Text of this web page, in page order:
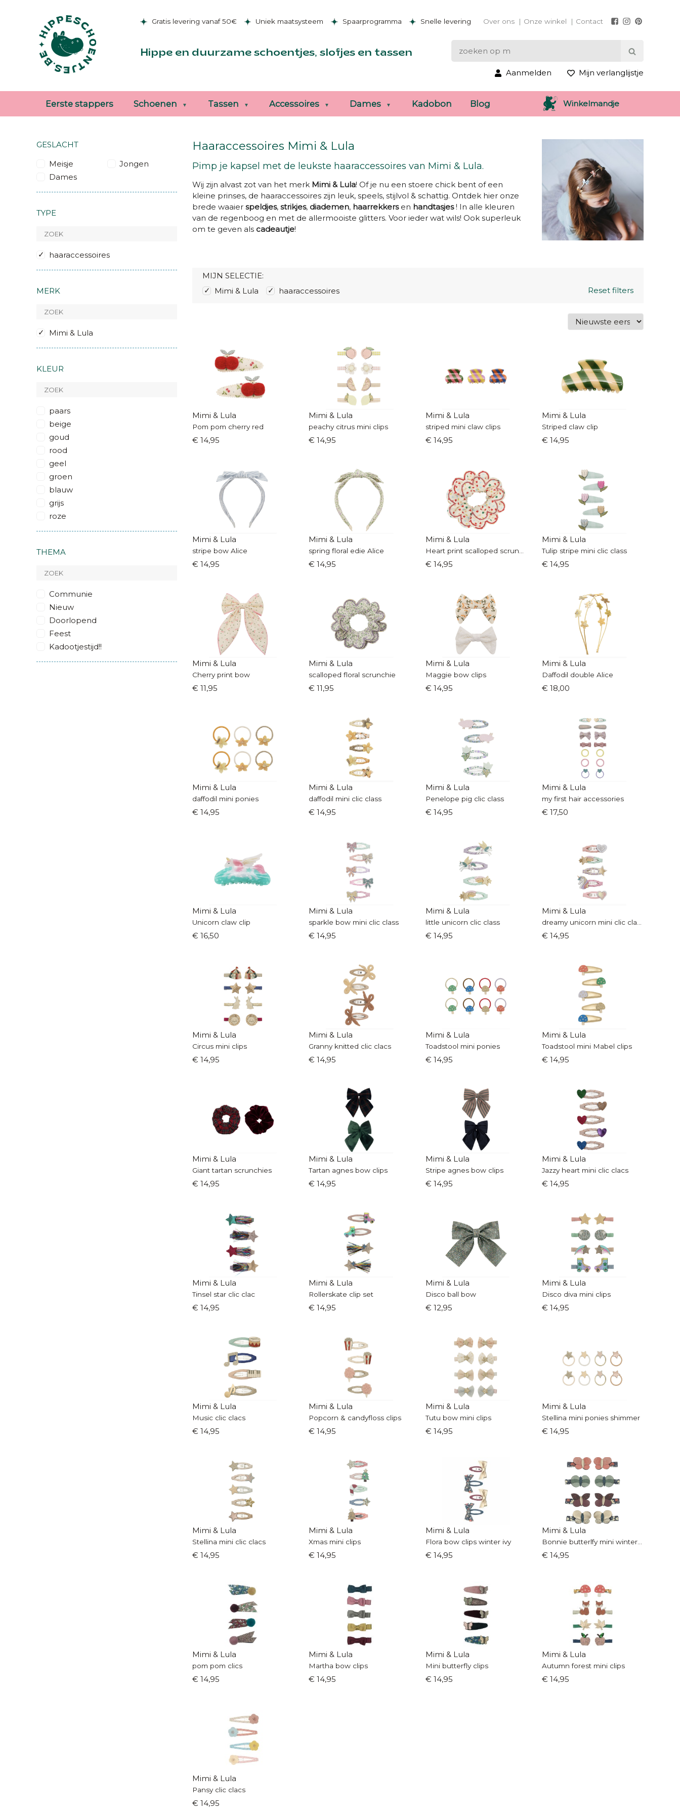
Gratis levering vanaf 50€ Uniek maatsysteem Spaarprogramma Snelle levering Over ons Onze winkel Contact
Hippe en duurzame schoentjes, slofjes en tassen
Aanmelden Mijn verlanglijstje
Eerste stappers Schoenen Tassen Accessoires Dames Kadobon Blog Winkelmandje
GESLACHT
Meisje
Jongen
Dames
TYPE
haaraccessoires
MERK
Mimi & Lula
KLEUR
paars
beige
goud
rood
geel
groen
blauw
grijs
roze
THEMA
Communie
Nieuw
Doorlopend
Feest
Kadootjestijd!!
Haaraccessoires Mimi & Lula
Pimp je kapsel met de leukste haaraccessoires van Mimi & Lula.
Wij zijn alvast zot van het merk Mimi & Lula! Of je nu een stoere chick bent of een
kleine prinses, de haaraccessoires zijn leuk, speels, stijlvol & schattig. Ontdek hier onze
brede waaier speldjes, strikjes, diademen, haarrekkersen handtasjes! In alle kleuren
van de regenboog en met de allermooiste glitters. Voor ieder wat wils! Ook superleuk
om te geven als cadeautje!
MIJN SELECTIE:
Mimi & Lula
haaraccessoires Reset filters
Mimi & Lula
Pom pom cherry red
€ 14,95
Mimi & Lula
peachy citrus mini clips
€ 14,95
Mimi & Lula
striped mini claw clips
€ 14,95
Mimi & Lula
Striped claw clip
€ 14,95
Mimi & Lula
stripe bow Alice
€ 14,95
Mimi & Lula
spring floral edie Alice
€ 14,95
Mimi & Lula
€ 14,95
Mimi & Lula
Tulip stripe mini clic class
€ 14,95
Mimi & Lula
Cherry print bow
€ 11,95
Mimi & Lula
scalloped floral scrunchie
€ 11,95
Mimi & Lula
Maggie bow clips
€ 14,95
Mimi & Lula
Daffodil double Alice
€ 18,00
Mimi & Lula
daffodil mini ponies
€ 14,95
Mimi & Lula
daffodil mini clic class
€ 14,95
Mimi & Lula
Penelope pig clic class
€ 14,95
Mimi & Lula
my first hair accessories
€ 17,50
Mimi & Lula
Unicorn claw clip
€ 16,50
Mimi & Lula
sparkle bow mini clic class
€ 14,95
Mimi & Lula
little unicorn clic class
€ 14,95
Mimi & Lula
dreamy unicorn mini clic clacs
€ 14,95
Mimi & Lula
Circus mini clips
€ 14,95
Mimi & Lula
Granny knitted clic clacs
€ 14,95
Mimi & Lula
Toadstool mini ponies
€ 14,95
Mimi & Lula
Toadstool mini Mabel clips
€ 14,95
Mimi & Lula
Giant tartan scrunchies
€ 14,95
Mimi & Lula
Tartan agnes bow clips
€ 14,95
Mimi & Lula
Stripe agnes bow clips
€ 14,95
Mimi & Lula
Jazzy heart mini clic clacs
€ 14,95
Mimi & Lula
Tinsel star clic clac
€ 14,95
Mimi & Lula
Rollerskate clip set
€ 14,95
Mimi & Lula
Disco ball bow
€ 12,95
Mimi & Lula
Disco diva mini clips
€ 14,95
Mimi & Lula
Music clic clacs
€ 14,95
Mimi & Lula
Popcorn & candyfloss clips
€ 14,95
Mimi & Lula
Tutu bow mini clips
€ 14,95
Mimi & Lula
Stellina mini ponies shimmer
€ 14,95
Mimi & Lula
Stellina mini clic clacs
€ 14,95
Mimi & Lula
Xmas mini clips
€ 14,95
Mimi & Lula
Flora bow clips winter ivy
€ 14,95
Mimi & Lula
€ 14,95
Mimi & Lula
pom pom clics
€ 14,95
Mimi & Lula
Martha bow clips
€ 14,95
Mimi & Lula
Mini butterfly clips
€ 14,95
Mimi & Lula
Autumn forest mini clips
€ 14,95
Mimi & Lula
Pansy clic clacs
€ 14,95